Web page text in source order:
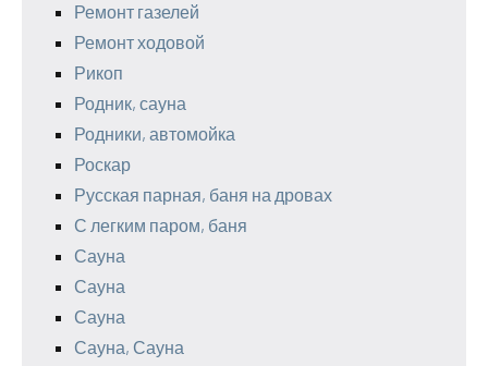
Ремонт газелей
Ремонт ходовой
Рикоп
Родник, сауна
Родники, автомойка
Роскар
Русская парная, баня на дровах
С легким паром, баня
Сауна
Сауна
Сауна
Сауна, Сауна